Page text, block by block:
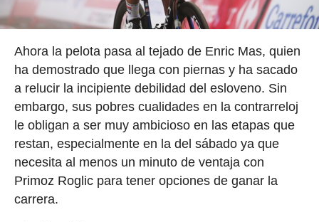
Ahora la pelota pasa al tejado de Enric Mas, quien
ha demostrado que llega con piernas y ha sacado
a relucir la incipiente debilidad del esloveno. Sin
embargo, sus pobres cualidades en la contrarreloj
le obligan a ser muy ambicioso en las etapas que
restan, especialmente en la del sábado ya que
necesita al menos un minuto de ventaja con
Primoz Roglic para tener opciones de ganar la
carrera.